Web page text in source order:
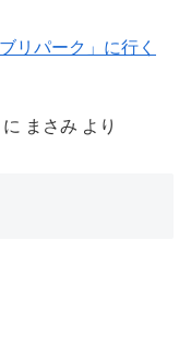
リパーク」に行く
に まさみ より